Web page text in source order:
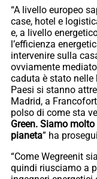
“A livello europeo
case, hotel e
e, a livello
l’efficienza
intervenire sulla
ovviamente
caduta è stato nelle
Paesi si stanno
Madrid, a
polso di come sta
Green. Siamo
pianeta” ha
“Come Wegreenit
quindi riusciamo a